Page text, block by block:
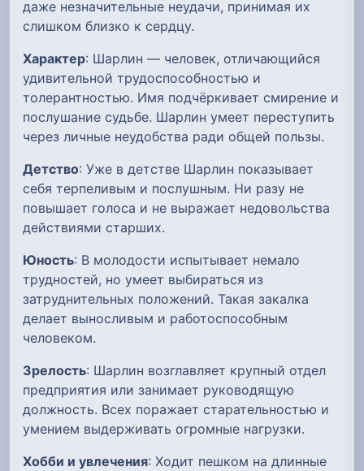
даже незначительные неудачи, принимая их
слишком близко к сердцу.
Характер: Шарлин — человек, отличающийся
удивительной трудоспособностью и
толерантностью. Имя подчёркивает смирение и
послушание судьбе. Шарлин умеет переступить
через личные неудобства ради общей пользы.
Детство: Уже в детстве Шарлин показывает
себя терпеливым и послушным. Ни разу не
повышает голоса и не выражает недовольства
действиями старших.
Юность: В молодости испытывает немало
трудностей, но умеет выбираться из
затруднительных положений. Такая закалка
делает выносливым и работоспособным
человеком.
Зрелость: Шарлин возглавляет крупный отдел
предприятия или занимает руководящую
должность. Всех поражает старательностью и
умением выдерживать огромные нагрузки.
Хобби и увлечения: Ходит пешком на длинные